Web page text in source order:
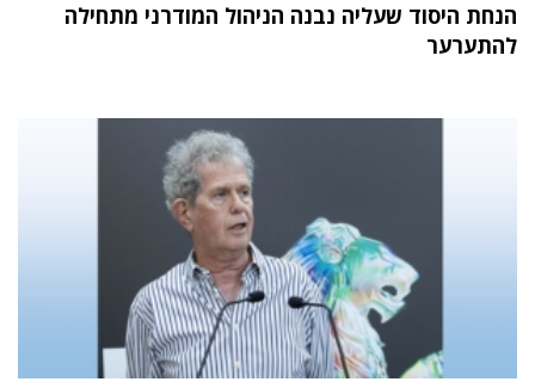
הנחת היסוד שעליה נבנה הניהול המודרני מתחילה
להתערער